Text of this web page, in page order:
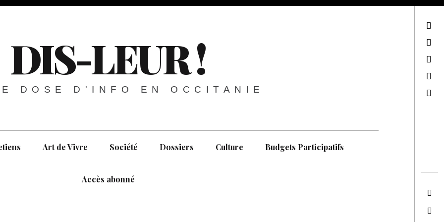
DIS-LEUR !
DOSE D'INFO EN OCCITANIE
Art de Vivre Société Dossiers Culture Budgets Participatifs
Accès abonné